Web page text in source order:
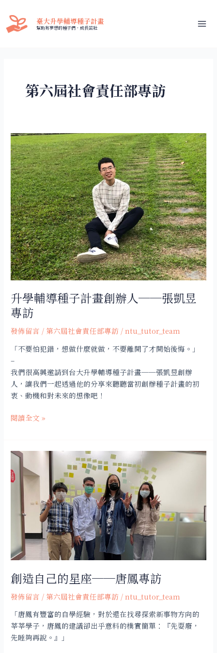
主
臺大升學輔導種子計畫
幫助有夢想的種子們，成長茁壯
第六屆社會責任部專訪
升學輔導種子計畫創辦人──張凱昱
專訪
發佈留言 / 第六屆社會責任部專訪 /ntu_tutor_team
「不要怕犯錯，想做什麼就做，不要離開了才開始後悔。」
–
我們很高興邀請到台大升學輔導種子計畫──張凱昱創辦
人，讓我們一起透過他的分享來聽聽當初創辦種子計畫的初
衷、動機和對未來的想像吧！
升
學
輔
導
種
子
計
畫
創
辦
人
──
張
昱
專
閱讀全文 »
創造自己的星座──唐鳳專訪
發佈留言 / 第六屆社會責任部專訪 /ntu_tutor_team
「唐鳳有豐富的自學經驗，對於還在找尋探索新事物方向的
莘莘學子，唐鳳的建議卻出乎意料的樸實簡單：『先耍廢，
先睡夠再說。』」
創
造
自
──
唐
鳳
專
訪